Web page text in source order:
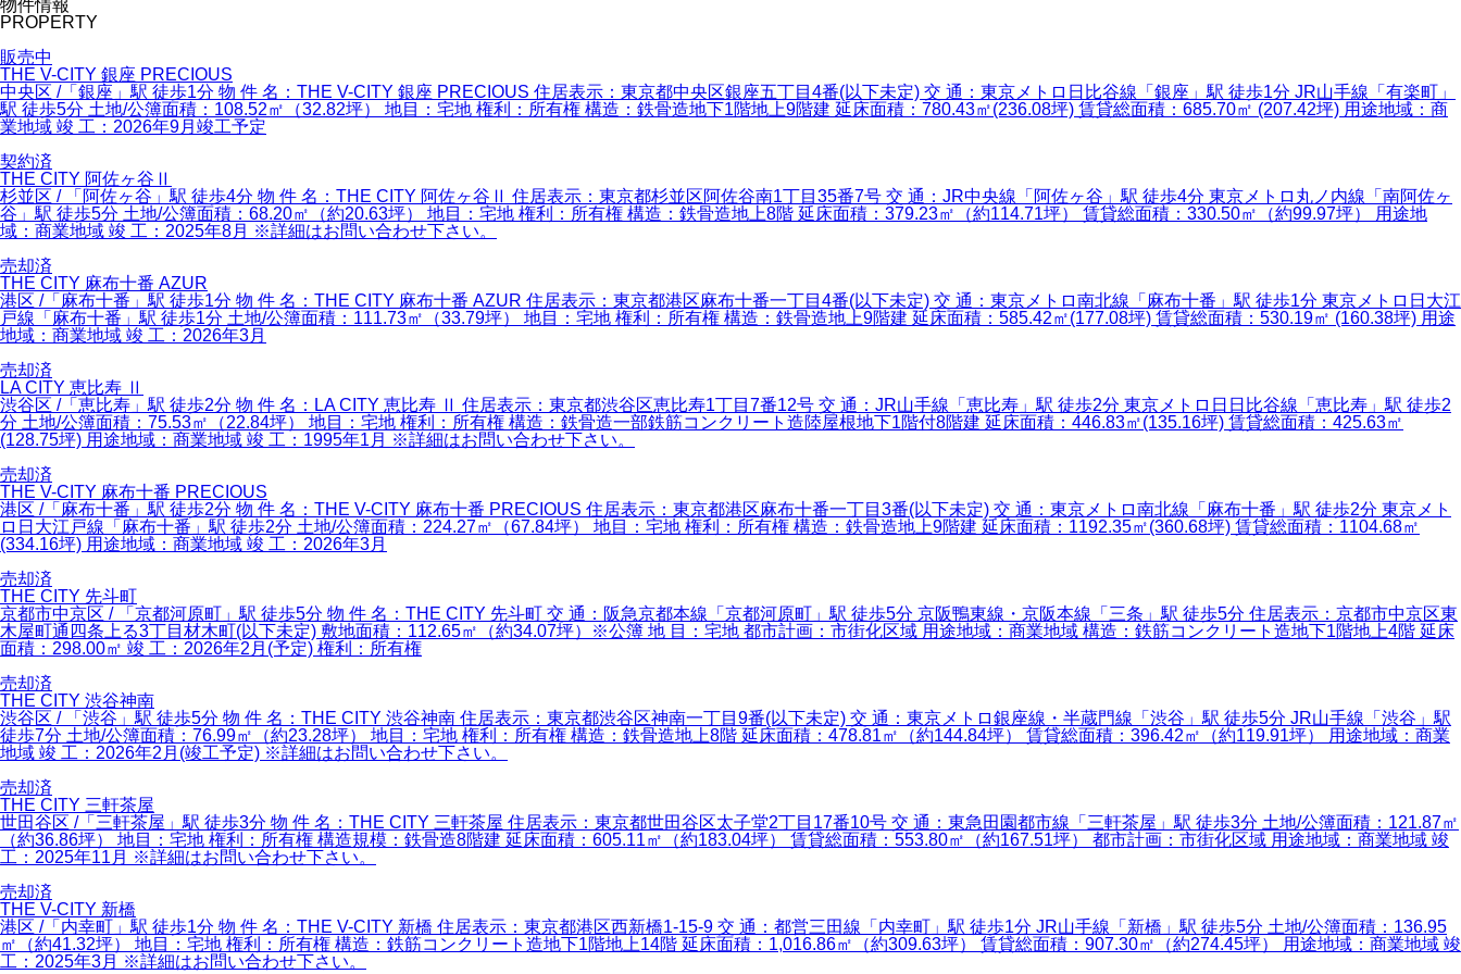
物件情報
PROPERTY
販売中
THE V-CITY 銀座 PRECIOUS
中央区 /「銀座」駅 徒歩1分 物 件 名：THE V-CITY 銀座 PRECIOUS 住居表示：東京都中央区銀座五丁目4番(以下未定) 交 通：東京メトロ日比谷線「銀座」駅 徒歩1分 JR山手線「有楽町」
駅 徒歩5分 土地/公簿面積：108.52㎡（32.82坪） 地目：宅地 権利：所有権 構造：鉄骨造地下1階地上9階建 延床面積：780.43㎡(236.08坪) 賃貸総面積：685.70㎡ (207.42坪) 用途地域：商
業地域 竣 工：2026年9月竣工予定
契約済
THE CITY 阿佐ヶ谷Ⅱ
杉並区 / 「阿佐ヶ谷」駅 徒歩4分 物 件 名：THE CITY 阿佐ヶ谷Ⅱ 住居表示：東京都杉並区阿佐谷南1丁目35番7号 交 通：JR中央線「阿佐ヶ谷」駅 徒歩4分 東京メトロ丸ノ内線「南阿佐ヶ
谷」駅 徒歩5分 土地/公簿面積：68.20㎡（約20.63坪） 地目：宅地 権利：所有権 構造：鉄骨造地上8階 延床面積：379.23㎡（約114.71坪） 賃貸総面積：330.50㎡（約99.97坪） 用途地
域：商業地域 竣 工：2025年8月 ※詳細はお問い合わせ下さい。
売却済
THE CITY 麻布十番 AZUR
港区 /「麻布十番」駅 徒歩1分 物 件 名：THE CITY 麻布十番 AZUR 住居表示：東京都港区麻布十番一丁目4番(以下未定) 交 通：東京メトロ南北線「麻布十番」駅 徒歩1分 東京メトロ日大江
戸線「麻布十番」駅 徒歩1分 土地/公簿面積：111.73㎡（33.79坪） 地目：宅地 権利：所有権 構造：鉄骨造地上9階建 延床面積：585.42㎡(177.08坪) 賃貸総面積：530.19㎡ (160.38坪) 用途
地域：商業地域 竣 工：2026年3月
売却済
LA CITY 恵比寿 Ⅱ
渋谷区 /「恵比寿」駅 徒歩2分 物 件 名：LA CITY 恵比寿 Ⅱ 住居表示：東京都渋谷区恵比寿1丁目7番12号 交 通：JR山手線「恵比寿」駅 徒歩2分 東京メトロ日日比谷線「恵比寿」駅 徒歩2
分 土地/公簿面積：75.53㎡（22.84坪） 地目：宅地 権利：所有権 構造：鉄骨造一部鉄筋コンクリート造陸屋根地下1階付8階建 延床面積：446.83㎡(135.16坪) 賃貸総面積：425.63㎡
(128.75坪) 用途地域：商業地域 竣 工：1995年1月 ※詳細はお問い合わせ下さい。
売却済
THE V-CITY 麻布十番 PRECIOUS
港区 /「麻布十番」駅 徒歩2分 物 件 名：THE V-CITY 麻布十番 PRECIOUS 住居表示：東京都港区麻布十番一丁目3番(以下未定) 交 通：東京メトロ南北線「麻布十番」駅 徒歩2分 東京メト
ロ日大江戸線「麻布十番」駅 徒歩2分 土地/公簿面積：224.27㎡（67.84坪） 地目：宅地 権利：所有権 構造：鉄骨造地上9階建 延床面積：1192.35㎡(360.68坪) 賃貸総面積：1104.68㎡
(334.16坪) 用途地域：商業地域 竣 工：2026年3月
売却済
THE CITY 先斗町
京都市中京区 / 「京都河原町」駅 徒歩5分 物 件 名：THE CITY 先斗町 交 通：阪急京都本線「京都河原町」駅 徒歩5分 京阪鴨東線・京阪本線「三条」駅 徒歩5分 住居表示：京都市中京区東
木屋町通四条上る3丁目材木町(以下未定) 敷地面積：112.65㎡（約34.07坪）※公簿 地 目：宅地 都市計画：市街化区域 用途地域：商業地域 構造：鉄筋コンクリート造地下1階地上4階 延床
面積：298.00㎡ 竣 工：2026年2月(予定) 権利：所有権
売却済
THE CITY 渋谷神南
渋谷区 / 「渋谷」駅 徒歩5分 物 件 名：THE CITY 渋谷神南 住居表示：東京都渋谷区神南一丁目9番(以下未定) 交 通：東京メトロ銀座線・半蔵門線「渋谷」駅 徒歩5分 JR山手線「渋谷」駅
徒歩7分 土地/公簿面積：76.99㎡（約23.28坪） 地目：宅地 権利：所有権 構造：鉄骨造地上8階 延床面積：478.81㎡（約144.84坪） 賃貸総面積：396.42㎡（約119.91坪） 用途地域：商業
地域 竣 工：2026年2月(竣工予定) ※詳細はお問い合わせ下さい。
売却済
THE CITY 三軒茶屋
世田谷区 /「三軒茶屋」駅 徒歩3分 物 件 名：THE CITY 三軒茶屋 住居表示：東京都世田谷区太子堂2丁目17番10号 交 通：東急田園都市線「三軒茶屋」駅 徒歩3分 土地/公簿面積：121.87㎡
（約36.86坪） 地目：宅地 権利：所有権 構造規模：鉄骨造8階建 延床面積：605.11㎡（約183.04坪） 賃貸総面積：553.80㎡（約167.51坪） 都市計画：市街化区域 用途地域：商業地域 竣
工：2025年11月 ※詳細はお問い合わせ下さい。
売却済
THE V-CITY 新橋
港区 /「内幸町」駅 徒歩1分 物 件 名：THE V-CITY 新橋 住居表示：東京都港区西新橋1-15-9 交 通：都営三田線「内幸町」駅 徒歩1分 JR山手線「新橋」駅 徒歩5分 土地/公簿面積：136.95
㎡（約41.32坪） 地目：宅地 権利：所有権 構造：鉄筋コンクリート造地下1階地上14階 延床面積：1,016.86㎡（約309.63坪） 賃貸総面積：907.30㎡（約274.45坪） 用途地域：商業地域 竣
工：2025年3月 ※詳細はお問い合わせ下さい。